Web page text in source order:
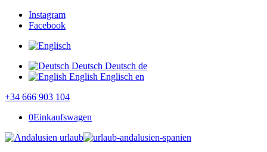
Instagram
Facebook
Deutsch Deutsch de
English Englisch en
+34 666 903 104
0Einkaufswagen